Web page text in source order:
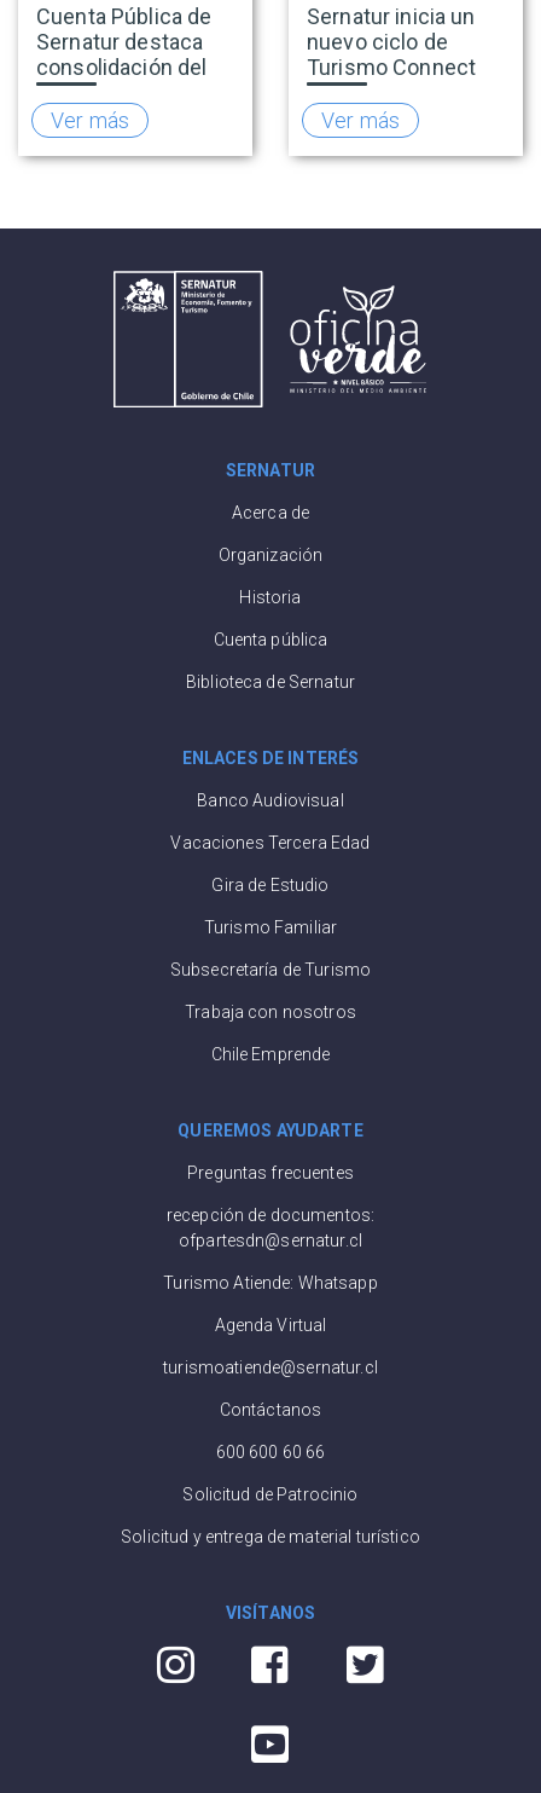
Cuenta Pública de
Sernatur destaca
consolidación del
turismo en 2025 y
presenta hoja de
ruta para fortalecer
la competitividad
Ver más
Sernatur inicia un
nuevo ciclo de
Turismo Connect
para fortalecer la
inteligencia de
mercado de la
industria turística
Ver más
SERNATUR
Acerca de
Organización
Historia
Cuenta pública
Biblioteca de Sernatur
ENLACES DE INTERÉS
Banco Audiovisual
Vacaciones Tercera Edad
Gira de Estudio
Turismo Familiar
Subsecretaría de Turismo
Trabaja con nosotros
Chile Emprende
QUEREMOS AYUDARTE
Preguntas frecuentes
recepción de documentos:
ofpartesdn@sernatur.cl
Turismo Atiende: Whatsapp
Agenda Virtual
turismoatiende@sernatur.cl
Contáctanos
600 600 60 66
Solicitud de Patrocinio
Solicitud y entrega de material turístico
VISÍTANOS